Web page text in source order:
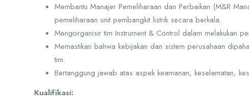
Membantu Manajer Pemeliharaan dan Perbaikan (M&R
pemeliharaan unit pembangkit listrik secara berkala.
Mengorganisir tim Instrument & Control dalam melakukan
Memastikan bahwa kebijakan dan sistem perusahaan
tim.
Bertanggung jawab atas aspek keamanan, keselamatan,
Kualifikasi: